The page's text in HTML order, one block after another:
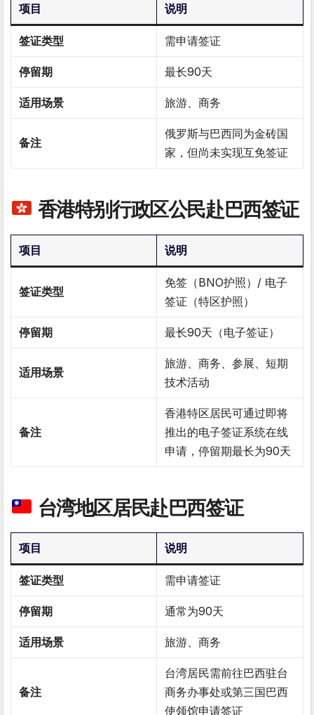
项目 说明
签证类型 需申请签证
停留期 最长90天
适用场景 旅游、商务
备注
俄罗斯与巴西同为金砖国
家，但尚未实现互免签证
香港特别行政区公民赴巴西签证
项目 说明
签证类型
免签（BNO护照）/ 电子
签证（特区护照）
停留期 最长90天（电子签证）
适用场景
旅游、商务、参展、短期
技术活动
备注
香港特区居民可通过即将
推出的电子签证系统在线
申请，停留期最长为90天
台湾地区居民赴巴西签证
项目 说明
签证类型 需申请签证
停留期 通常为90天
适用场景 旅游、商务
备注
台湾居民需前往巴西驻台
商务办事处或第三国巴西
使领馆申请签证